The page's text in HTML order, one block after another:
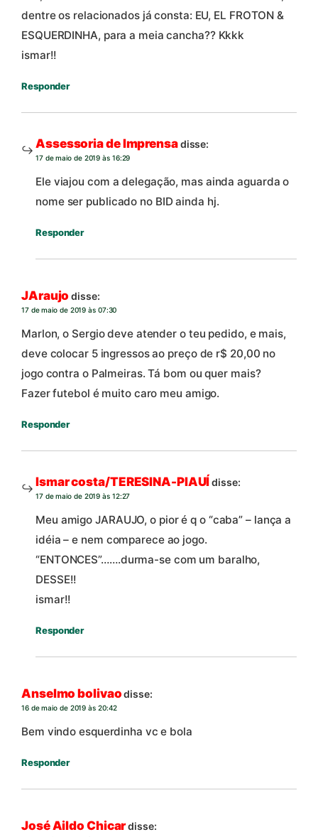
dentre os relacionados já consta: EU, EL FROTON &
ESQUERDINHA, para a meia cancha?? Kkkk
ismar!!
Responder
Assessoria de Imprensadisse:
17 de maio de 2019 às 16:29
Ele viajou com a delegação, mas ainda aguarda o
nome ser publicado no BID ainda hj.
Responder
JAraujo disse:
17 de maio de 2019 às 07:30
Marlon, o Sergio deve atender o teu pedido, e mais,
deve colocar 5 ingressos ao preço de r$ 20,00 no
jogo contra o Palmeiras. Tá bom ou quer mais?
Fazer futebol é muito caro meu amigo.
Responder
Ismar costa/TERESINA-PIAUÍdisse:
17 de maio de 2019 às 12:27
Meu amigo JARAUJO, o pior é q o “caba” – lança a
idéia – e nem comparece ao jogo.
“ENTONCES”…….durma-se com um baralho,
DESSE!!
ismar!!
Responder
Anselmo bolivao disse:
16 de maio de 2019 às 20:42
Bem vindo esquerdinha vc e bola
Responder
José Aildo Chicardisse: